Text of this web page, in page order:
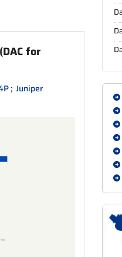
for
; Juniper